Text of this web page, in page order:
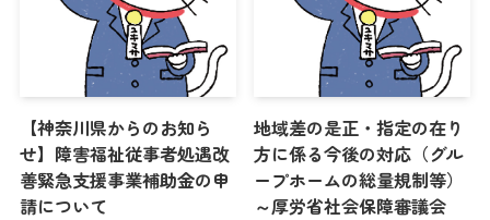
【神奈川県からのお知ら
せ】障害福祉従事者処遇改
善緊急支援事業補助金の申
請について
地域差の是正・指定の在り
方に係る今後の対応（グル
ープホームの総量規制等）
～厚労省社会保障審議会